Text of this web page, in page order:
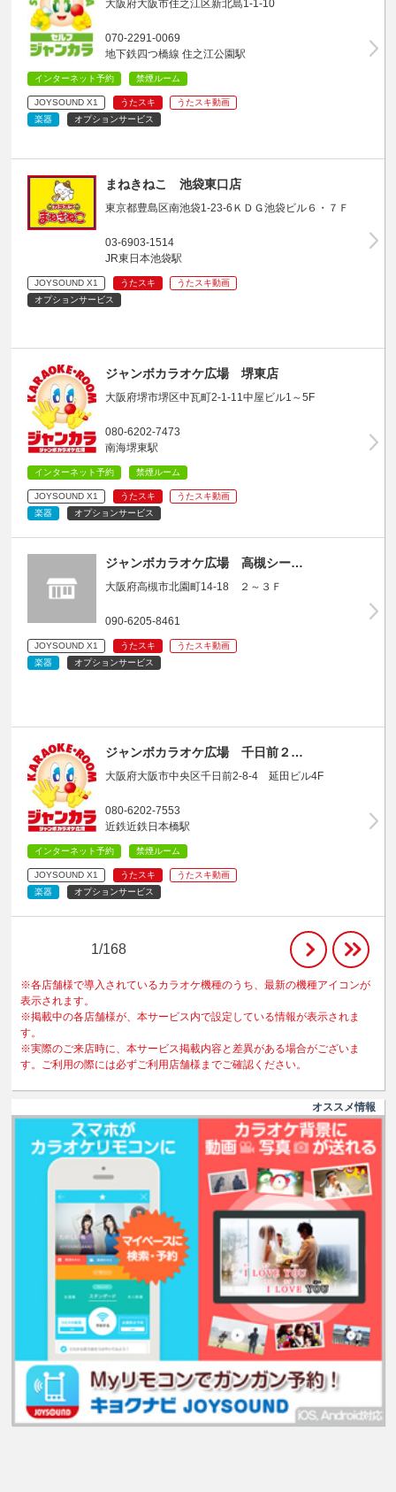
大阪府大阪市住之江区新北島1-1-10
070-2291-0069
地下鉄四つ橋線 住之江公園駅
インターネット予約 禁煙ルーム
JOYSOUND X1 うたスキ
うたスキ動画
楽器
オプションサービス
まねきねこ 池袋東口店
東京都豊島区南池袋1-23-6ＫＤＧ池袋ビル６・７Ｆ
03-6903-1514
JR東日本池袋駅
JOYSOUND X1 うたスキ
うたスキ動画
オプションサービス
ジャンボカラオケ広場 堺東店
大阪府堺市堺区中瓦町2-1-11中屋ビル1～5F
080-6202-7473
南海堺東駅
インターネット予約 禁煙ルーム
JOYSOUND X1 うたスキ
うたスキ動画
楽器
オプションサービス
ジャンボカラオケ広場 高槻シー…
大阪府高槻市北園町14-18 ２～３Ｆ
090-6205-8461
JOYSOUND X1 うたスキ
うたスキ動画
楽器
オプションサービス
ジャンボカラオケ広場 千日前２…
大阪府大阪市中央区千日前2-8-4 延田ビル4F
080-6202-7553
近鉄近鉄日本橋駅
インターネット予約 禁煙ルーム
JOYSOUND X1 うたスキ
うたスキ動画
楽器
オプションサービス
1/168
※各店舗様で導入されているカラオケ機種のうち、最新の機種アイコンが
表示されます。
※掲載中の各店舗様が、本サービス内で設定している情報が表示されま
す。
※実際のご来店時に、本サービス掲載内容と差異がある場合がございま
す。ご利用の際には必ずご利用店舗様までご確認ください。
オススメ情報